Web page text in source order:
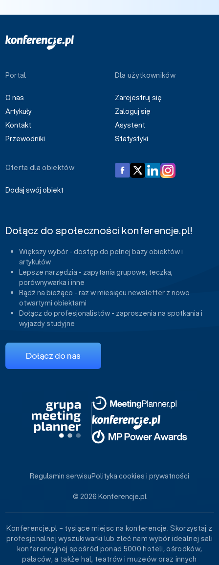
Portal
O nas
Artykuły
Kontakt
Przewodniki
Dla użytkowników
Zarejestruj się
Zaloguj się
Asystent
Statystyki
Oferta dla obiektów
Dodaj swój obiekt
Dołącz do społeczności konferencje.pl!
Większy wybór - dostęp do pełnej bazy obiektów i
artykułów
Lepsze narzędzia - zapytania grupowe, teczka,
porównywarka i inne
Bądź na bieżąco - raz w miesiącu newsletter z nowo
otwartymi obiektami
Dołącz do profesjonalistów - zaproszenia na spotkania i
wyjazdy studyjne
Dołącz do nas
© 2026 Konferencje.pl
Regulamin serwisuPolityka cookies i prywatności
Konferencje.pl – tysiące miejsc na konferencje. Skorzystaj z
profesjonalnej wyszukiwarki lub zleć nam wybór idealnej sali
konferencyjnej spośród ponad 5000 hoteli, ośrodków,
pałaców, a także hal, teatrów i muzeów oraz innych